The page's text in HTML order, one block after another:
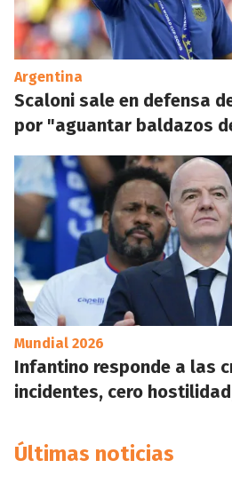
Argentina
Scaloni sale en defensa
por "aguantar baldazos
Mundial 2026
Infantino responde a las
incidentes, cero
Últimas noticias